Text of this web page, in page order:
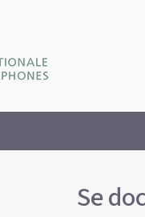
Se